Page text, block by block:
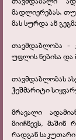
მადლიერებას,
მას სურდა ან
თავმდაბლობა -
უფლის ნებისა და
თავმდაბლობას
ჭეშმარიტი
მრავალი
მიიჩნევს,
რადგან